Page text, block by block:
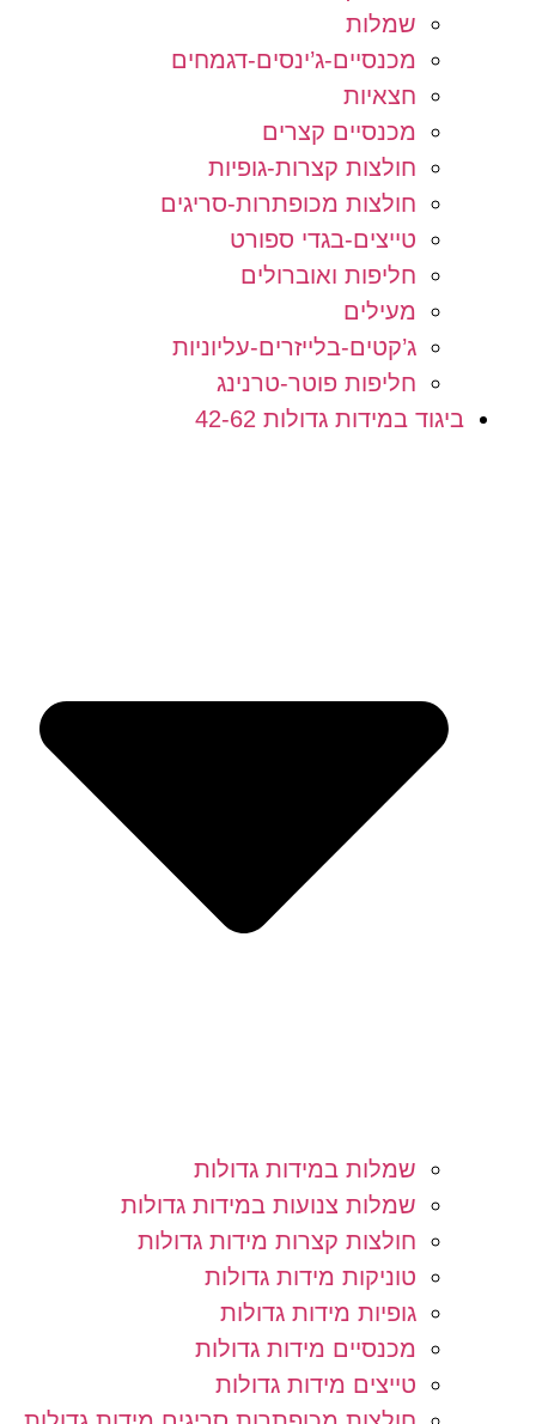
שמלות
מכנסיים-ג’ינסים-דגמחים
חצאיות
מכנסיים קצרים
חולצות קצרות-גופיות
חולצות מכופתרות-סריגים
טייצים-בגדי ספורט
חליפות ואוברולים
מעילים
ג’קטים-בלייזרים-עליוניות
חליפות פוטר-טרנינג
ביגוד במידות גדולות 42-62
שמלות במידות גדולות
שמלות צנועות במידות גדולות
חולצות קצרות מידות גדולות
טוניקות מידות גדולות
גופיות מידות גדולות
מכנסיים מידות גדולות
טייצים מידות גדולות